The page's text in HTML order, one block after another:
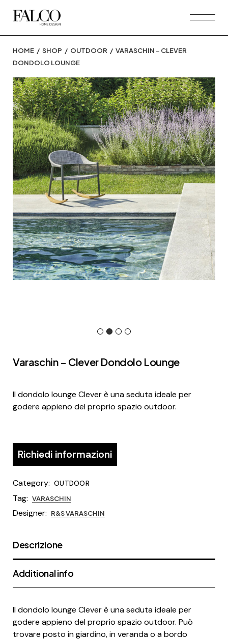
HOME SHOP OUTDOOR
VARASCHIN – CLEVER
DONDOLO LOUNGE
Varaschin – Clever Dondolo Lounge
Il dondolo lounge Clever è una seduta ideale per
godere appieno del proprio spazio outdoor.
Richiedi informazioni
Category: OUTDOOR
Tag: VARASCHIN
Designer: R&S VARASCHIN
Descrizione
Additional info
Il dondolo lounge Clever è una seduta ideale per
godere appieno del proprio spazio outdoor. Può
trovare posto in giardino, in veranda o a bordo